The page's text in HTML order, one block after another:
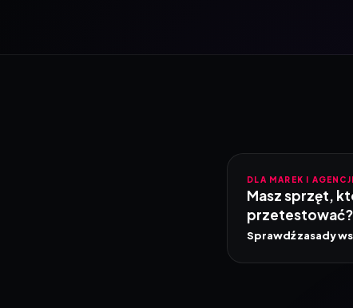
DLA MAREK I AGENCJI
Masz sprzęt,
przetestować?
Sprawdź zasady